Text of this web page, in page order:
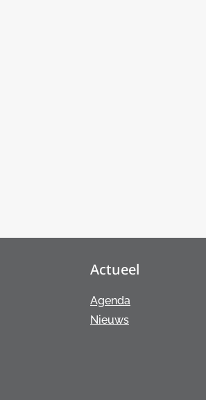
Actueel
Agenda
Nieuws